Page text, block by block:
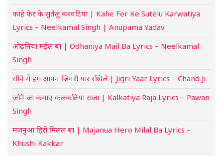
काहे फेर के सुतेलु करवटिया | Kahe Fer Ke Sutelu Karwatiya
Lyrics – Neelkamal Singh | Anupama Yadav
ओढ़निया मईल बा | Odhaniya Mail Ba Lyrics – Neelkamal
Singh
सीने में हम आपन जिगरी यार रखिले | Jigri Yaar Lyrics – Chand Ji
जनि जा कमाए कलकतिया राजा | Kalkatiya Raja Lyrics – Pawan
Singh
मजनुआ हिरो मिलल बा | Majanua Hero Milal Ba Lyrics –
Khushi Kakkar